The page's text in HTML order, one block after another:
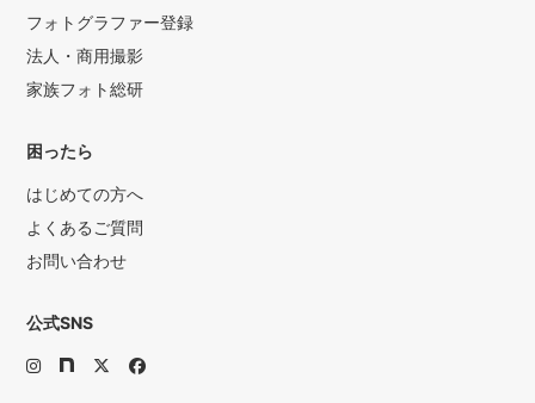
フォトグラファー登録
法人・商用撮影
家族フォト総研
困ったら
はじめての方へ
よくあるご質問
お問い合わせ
公式SNS